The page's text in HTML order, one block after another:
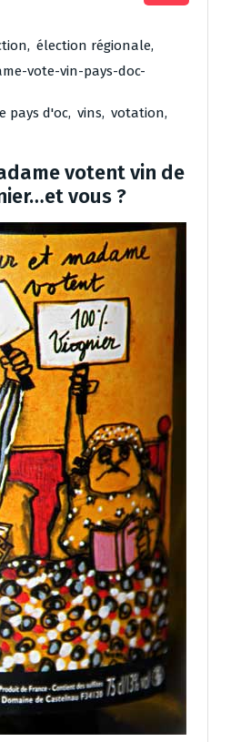
, élection régionale,
vote-vin-pays-doc-
pays d'oc, vins, votation,
votent vin de
vous ?